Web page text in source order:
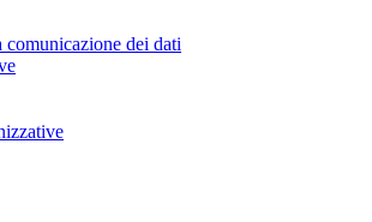
comunicazione dei dati